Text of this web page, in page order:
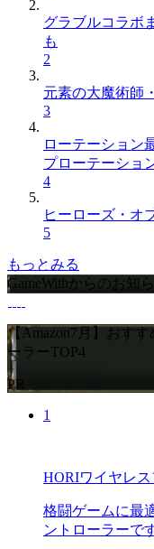
グラブルコラボ
も
2
元素の大魔術師
3
ローテーション
プローテーショ
4
ヒーローズ・オ
5
もっとみる
GameWithからのお知
【Amazon7月】おす
ーラーTOP4
PR
1
HORIワイヤレ
格闘ゲームに最
ントローラーで